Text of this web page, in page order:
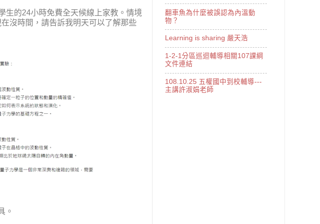
生的24小時免費全天候線上家教。 情境
沒時間，請告訴我明天可以了解那些
。
翻車魚為什麼被誤認為內溫動
物？
Learning is sharing 嚴天浩
1-2-1分區巡迴輔導相關107課綱
文件連結
108.10.25 五權國中到校輔導---
主講許淑娟老師